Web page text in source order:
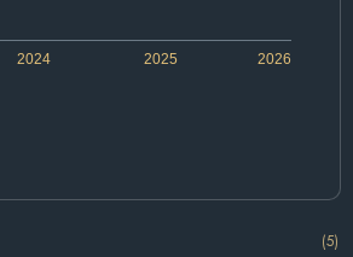
2024 2026
2025
(5)